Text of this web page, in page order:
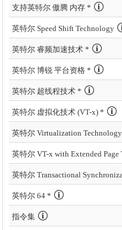
支持英特尔 傲腾 内存 *
英特尔 Speed Shift Technology
英特尔 睿频加速技术 *
英特尔 博锐 平台资格 *
英特尔 超线程技术 *
英特尔 虚拟化技术 (VT-x) *
英特尔 64 *
指令集